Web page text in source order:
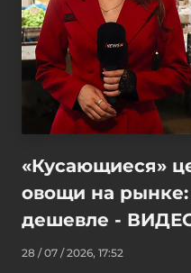
«Кусающиеся»
овощи на рынке:
дешевле -
28 / 07 / 2026, 17:52